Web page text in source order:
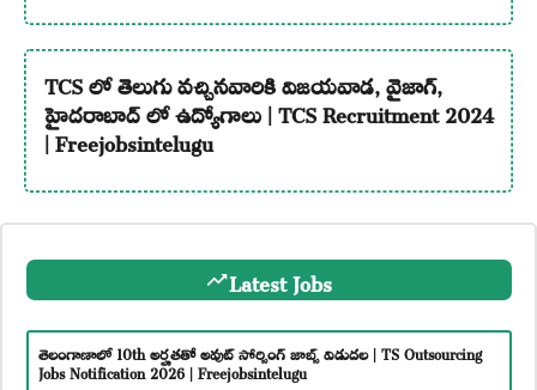
TCS లో తెలుగు వచ్చినవారికి విజయవాడ, వైజాగ్,
హైదరాబాద్ లో ఉద్యోగాలు | TCS Recruitment 2024
| Freejobsintelugu
Latest Jobs
తెలంగాణాలో 10th అర్హతతో అవుట్ సోర్సింగ్ జాబ్స్ విడుదల | TS Outsourcing
Jobs Notification 2026 | Freejobsintelugu